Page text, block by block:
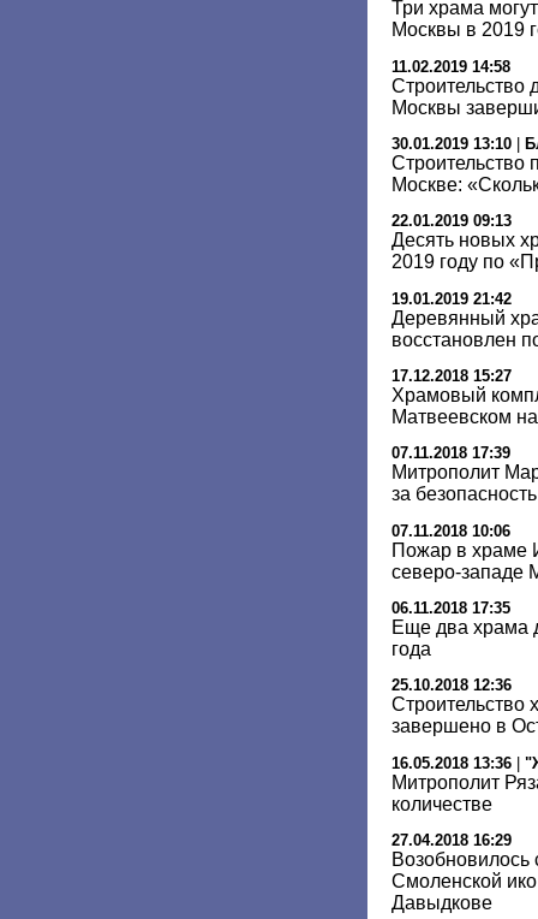
Три храма
Москвы в 2019
11.02.2019 14:58
Строительство
Москвы
30.01.2019 13:10
Строительство
Москве:
22.01.2019 09:13
Десять новых
2019 году по
19.01.2019 21:42
Деревянный
восстановлен
17.12.2018 15:27
Храмовый
Матвеевском
07.11.2018 17:39
Митрополит
за
07.11.2018 10:06
Пожар в храме
северо-западе
06.11.2018 17:35
Еще два храма
года
25.10.2018 12:36
Строительство
завершено в
16.05.2018 13:36 |
Митрополит
количестве
27.04.2018 16:29
Возобновилось
Смоленской
Давыдкове